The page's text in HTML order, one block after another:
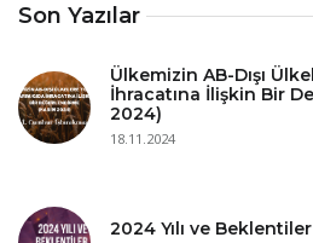
Son Yazılar
Ülkemizin AB-Dışı
İhracatına İlişkin Bir
2024)
18.11.2024
2024 Yılı ve Beklentiler